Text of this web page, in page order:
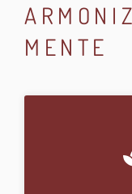
MENTE